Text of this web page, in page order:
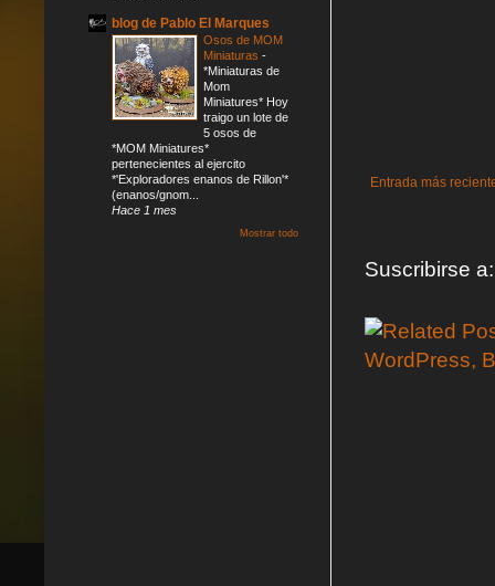
Entrada más
Suscribirse
blog de Pablo El Marques
Osos de MOM
Miniaturas -
*Miniaturas de
Mom
Miniatures* Hoy
traigo un lote de
5 osos de
*MOM Miniatures*
pertenecientes al ejercito
*'Exploradores enanos de Rillon'*
(enanos/gnom...
Hace 1 mes
Mostrar todo